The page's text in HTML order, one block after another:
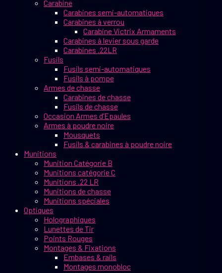
Carabine
Carabines semi-automatiques
Carabines à verrou
Carabine Victrix Armaments
Carabines à levier sous garde
Carabines .22LR
Fusils
Fusils semi-automatiques
Fusils à pompe
Armes de chasse
Carabines de chasse
Fusils de chasse
Occasion Armes d’Epaules
Armes à poudre noire
Mousquets
Fusils & carabines à poudre noire
Munitions
Munition Catégorie B
Munitions catégorie C
Munitions .22 LR
Munitions de chasse
Munitions spéciales
Optiques
Holographiques
Lunettes de Tir
Points Rouges
Montages & Fixations
Embases & rails
Montages monobloc